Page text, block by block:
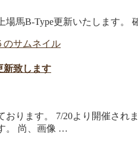
場馬B-Type更新いたします。
致します
おります。 7/20より開催さ
。 尚、画像 …